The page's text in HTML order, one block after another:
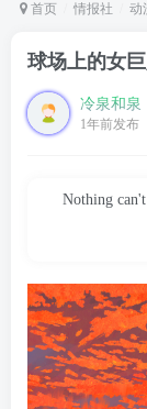
首页 情报社 动
球场上的女
冷泉和泉
1年前发布
Nothing